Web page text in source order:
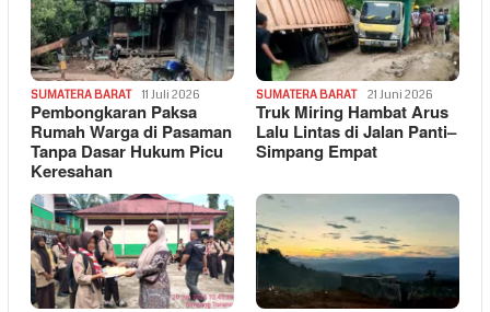
SUMATERA BARAT 11 Juli 2026
Pembongkaran Paksa
Rumah Warga di Pasaman
Tanpa Dasar Hukum Picu
Keresahan
SUMATERA BARAT 21 Juni 2026
Truk Miring Hambat Arus
Lalu Lintas di Jalan Panti–
Simpang Empat